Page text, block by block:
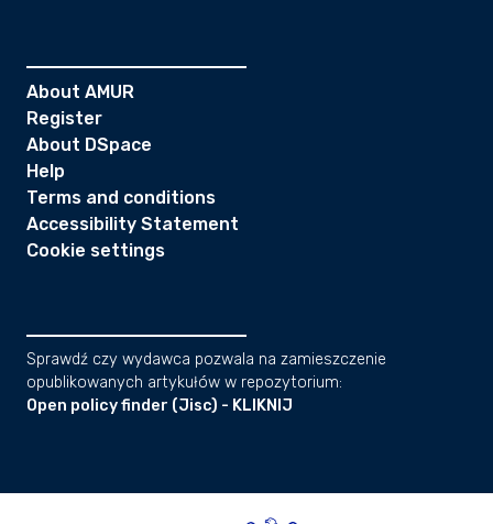
About AMUR
Register
About DSpace
Help
Terms and conditions
Accessibility Statement
Cookie settings
Sprawdź czy wydawca pozwala na zamieszczenie
opublikowanych artykułów w repozytorium:
Open policy finder (Jisc) - KLIKNIJ